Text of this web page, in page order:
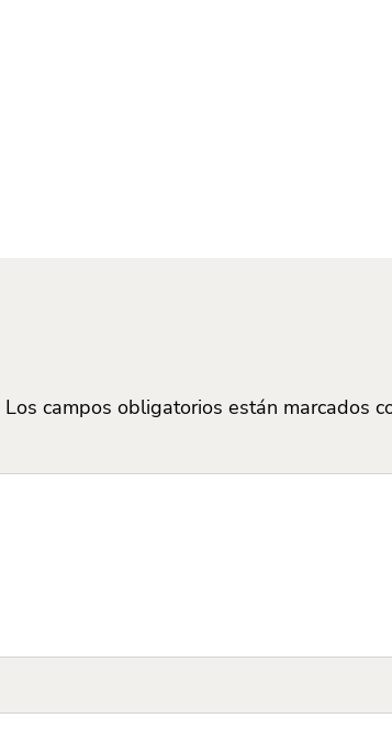
Los campos obligatorios están marcados